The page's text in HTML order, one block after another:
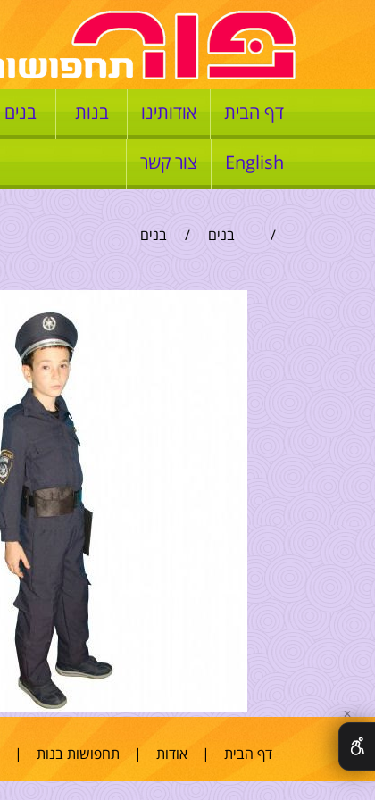
דף הבית אודותינו בנות בנים
English צור קשר
/ בנים / בנים
דף הבית | אודות | תחפושות בנות |
✕